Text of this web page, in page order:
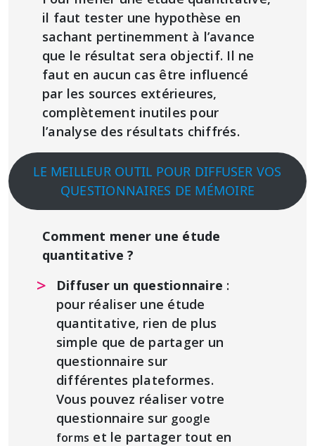
il faut tester une hypothèse en
sachant pertinemment à l’avance
que le résultat sera objectif. Il ne
faut en aucun cas être influencé
par les sources extérieures,
complètement inutiles pour
l’analyse des résultats chiffrés.
LE MEILLEUR OUTIL POUR DIFFUSER VOS
QUESTIONNAIRES DE MÉMOIRE
Comment mener une étude
quantitative ?
Diffuser un questionnaire :
pour réaliser une étude
quantitative, rien de plus
simple que de partager un
questionnaire sur
différentes plateformes.
Vous pouvez réaliser votre
questionnaire sur google
forms et le partager tout en